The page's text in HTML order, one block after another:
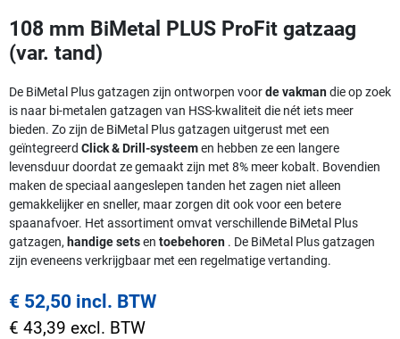
108 mm BiMetal PLUS ProFit gatzaag
(var. tand)
De BiMetal Plus gatzagen zijn ontworpen voorde vakmandie op zoek
is naar bi-metalen gatzagen van HSS-kwaliteit die nét iets meer
bieden. Zo zijn de BiMetal Plus gatzagen uitgerust met een
geïntegreerd Click & Drill-systeemen hebben ze een langere
levensduur doordat ze gemaakt zijn met 8% meer kobalt. Bovendien
maken de speciaal aangeslepen tanden het zagen niet alleen
gemakkelijker en sneller, maar zorgen dit ook voor een betere
spaanafvoer. Het assortiment omvat verschillende BiMetal Plus
gatzagen, handige setsen toebehoren . De BiMetal Plus gatzagen
zijn eveneens verkrijgbaar met een regelmatige vertanding.
€ 52,50 incl. BTW
€ 43,39 excl. BTW